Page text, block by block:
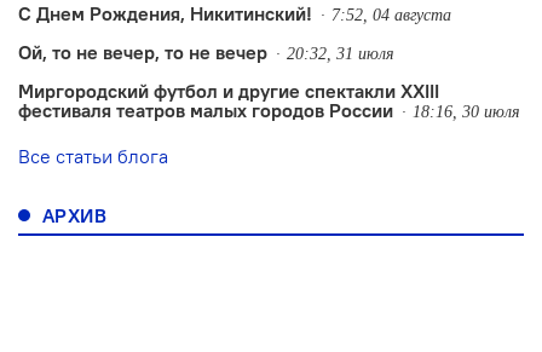
С Днем Рождения, Никитинский! 7:52, 04 августа
Ой, то не вечер, то не вечер 20:32, 31 июля
Миргородский футбол и другие спектакли XXIII
фестиваля театров малых городов России
18:16, 30 июля
Все статьи блога
АРХИВ